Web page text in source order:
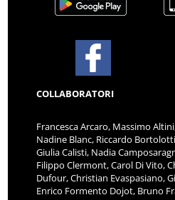
COLLABORATORI
Francesca Arcaro, Massimo
Nadine Blanc, Riccardo
Giulia Calisti, Nadia
Filippo Clermont, Carol Di Vito,
Dufour, Christian Evaspasiano,
Enrico Formento Dojot, Bruno